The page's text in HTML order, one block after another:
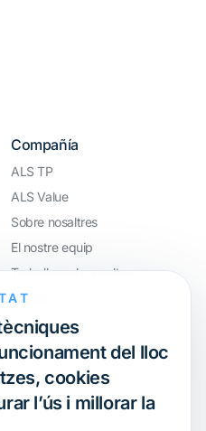
Compañía
ALS TP
ALS Value
Sobre nosaltres
El nostre equip
Treballa amb nosaltres
Webinar
del lloc
cookies
l’ús i millorar la